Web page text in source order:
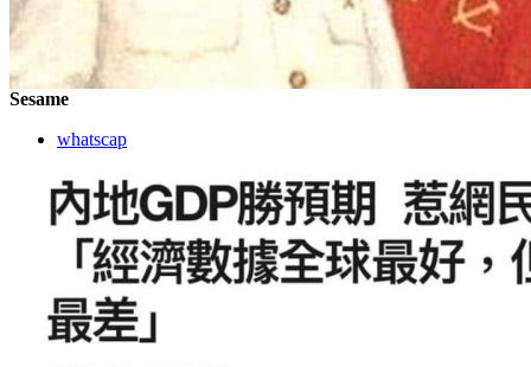
Sesame
whatscap